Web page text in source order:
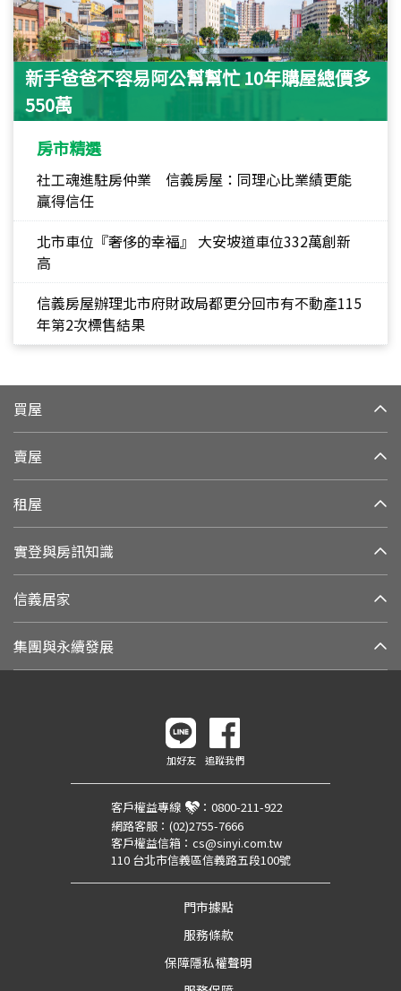
新手爸爸不容易阿公幫幫忙 10年購屋總價多
550萬
房市精選
社工魂進駐房仲業 信義房屋：同理心比業績更能
贏得信任
北市車位『奢侈的幸福』 大安坡道車位332萬創新
高
信義房屋辦理北市府財政局都更分回市有不動產115
年第2次標售結果
買屋
賣屋
租屋
實登與房訊知識
信義居家
集團與永續發展
加好友 追蹤我們
客戶權益專線 ： 0800-211-922
網路客服： (02)2755-7666
客戶權益信箱： cs@sinyi.com.tw
110 台北市信義區信義路五段100號
門市據點
服務條款
保障隱私權聲明